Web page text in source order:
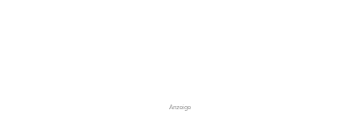
Anzeige